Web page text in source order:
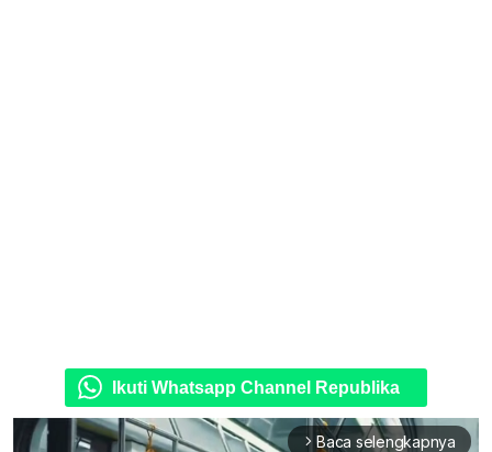
Ikuti Whatsapp Channel Republika
arrow_forward_ios Baca selengkapnya